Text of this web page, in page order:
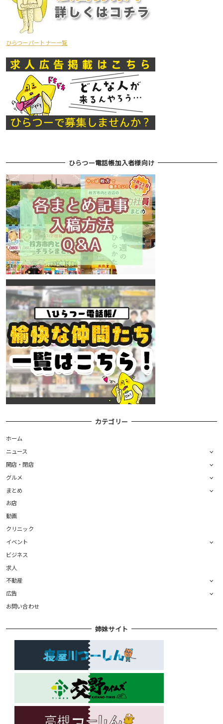
ひらつーパートナー一覧
ひらつー電話帳加入者様向け
カテゴリー
ホーム
ニュース
開店・閉店
グルメ
まとめ
お店
動画
クリニック
イベント
ビジネス
求人
不動産
広告
お問い合わせ
姉妹サイト